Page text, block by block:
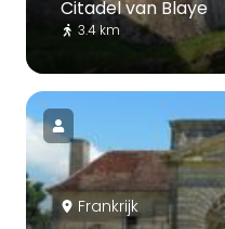
Citadel van Blaye
3.4 km
Frankrijk